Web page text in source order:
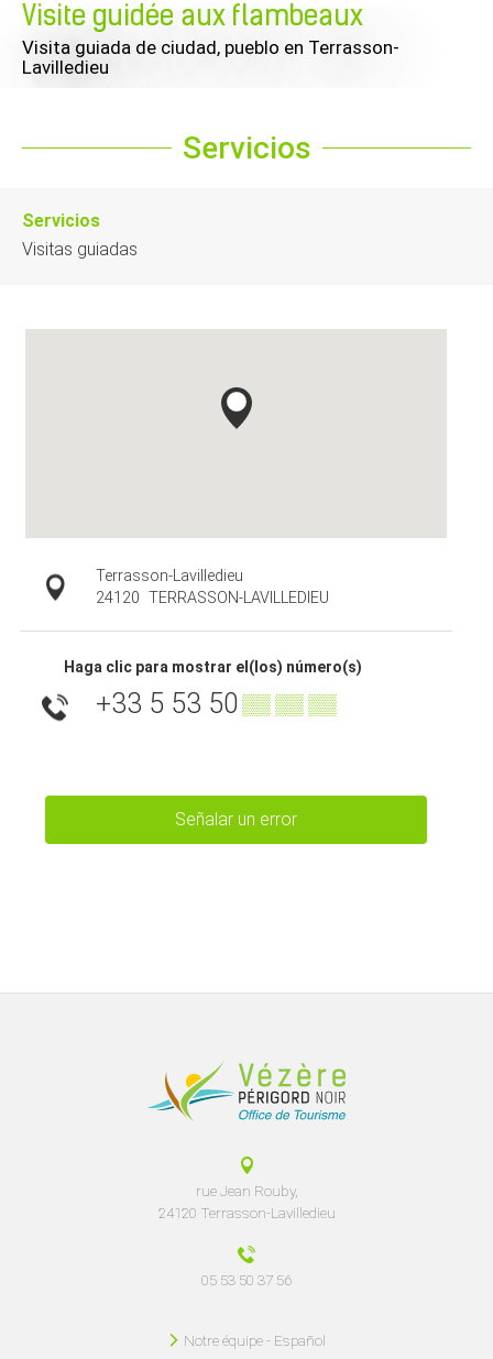
Visite guidée aux flambeaux
Visita guiada de ciudad, pueblo en Terrasson-
Lavilledieu
Servicios
Servicios
Visitas guiadas
Terrasson-Lavilledieu
24120 TERRASSON-LAVILLEDIEU
Haga clic para mostrar el(los) número(s)
+33 5 53 50▒▒ ▒▒ ▒▒
Señalar un error
rue Jean Rouby,
24120 Terrasson-Lavilledieu
05 53 50 37 56
Notre équipe - Español